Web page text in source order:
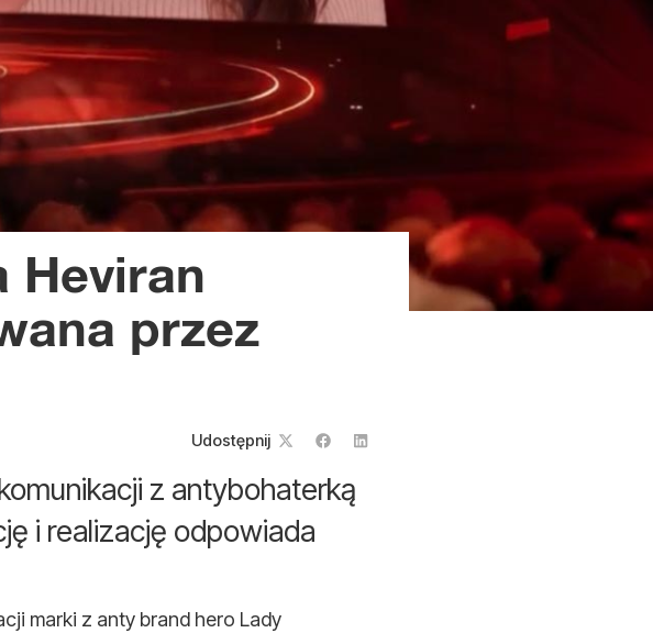
Heviran
przez
Udostępnij
z antybohaterką
i realizację odpowiada
marki z anty brand hero Lady